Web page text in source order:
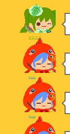
オリーブ
Noah
Noah